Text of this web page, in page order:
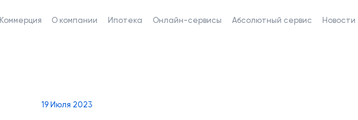
Коммерция О компании Ипотека Онлайн-сервисы Абсолютный сервис Новости
19 Июля 2023